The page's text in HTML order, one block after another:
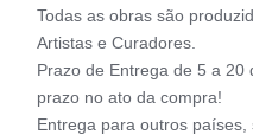
Todas as obras são
Artistas e Curadores.
Prazo de Entrega de 5 a 20
prazo no ato da compra!
Entrega para outros países,